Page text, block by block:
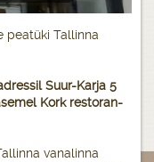
peatüki Tallinna
Suur-Karja 5
Kork restoran-
vanalinna